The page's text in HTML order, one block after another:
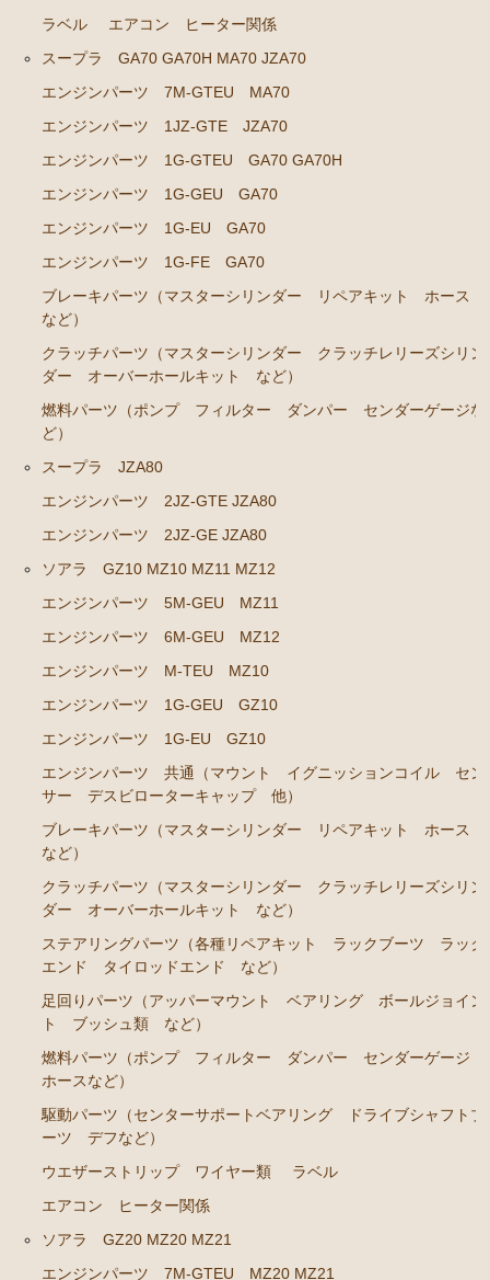
ステアリングパーツ（各種リペアキット ラックブー
ツ ラックエンド タイロッドエンド など）
ルジョイント ブッシュ類 など）
燃料パーツ（ポンプ フィルター ダンパー センダ
ーゲージ ホースなど）
駆動パーツ（センターサポートベアリング ドライブ
シャフトブーツ デフなど）
ウエザーストリップ ワイヤー類
ラベル
エアコン ヒーター関係
ソアラ GZ20 MZ20 MZ21
エンジンパーツ 7M-GTEU MZ20 MZ21
エンジンパーツ 1G-GTEU GZ20
エンジンパーツ 1G-GEU GZ20
エンジンパーツ 1G-EU GZ20
エンジンパーツ 1G-FE GZ20
ブレーキパーツ（マスターシリンダー リペアキッ
ト ホース など）
クラッチパーツ（マスターシリンダー クラッチレリ
ーゲージなど）
ソアラ JZZ30 JZZ31 UZZ30 UZZ31 UZZ32
エンジンパーツ 2JZ-GE JZZ31
ト ホース など）
コロナマークⅡ チェイサー MX3# MX4#
マークⅡ クレスタ チェイサーGX50 51 GX60 61 MX51 6
1 63 RX63
エンジンパーツ 1G-GEU
エンジンパーツ 1G-EU
エンジンパーツ M-TEU
エンジンパーツ 5M-EU
エンジンパーツ 18R-GEU
エンジンパーツ（マウント 他）
ラベル
エアコン ヒーター関係
スープラ GA70 GA70H MA70 JZA70
エンジンパーツ 7M-GTEU MA70
エンジンパーツ 1JZ-GTE JZA70
エンジンパーツ 1G-GTEU GA70 GA70H
エンジンパーツ 1G-GEU GA70
エンジンパーツ 1G-EU GA70
エンジンパーツ 1G-FE GA70
ブレーキパーツ（マスターシリンダー リペアキット ホース
など）
クラッチパーツ（マスターシリンダー クラッチレリーズシリン
ダー オーバーホールキット など）
燃料パーツ（ポンプ フィルター ダンパー センダーゲージな
ど）
スープラ JZA80
エンジンパーツ 2JZ-GTE JZA80
エンジンパーツ 2JZ-GE JZA80
ソアラ GZ10 MZ10 MZ11 MZ12
エンジンパーツ 5M-GEU MZ11
エンジンパーツ 6M-GEU MZ12
エンジンパーツ M-TEU MZ10
エンジンパーツ 1G-GEU GZ10
エンジンパーツ 1G-EU GZ10
エンジンパーツ 共通（マウント イグニッションコイル セン
サー デスビローターキャップ 他）
ブレーキパーツ（マスターシリンダー リペアキット ホース
など）
クラッチパーツ（マスターシリンダー クラッチレリーズシリン
ダー オーバーホールキット など）
ステアリングパーツ（各種リペアキット ラックブーツ ラック
エンド タイロッドエンド など）
足回りパーツ（アッパーマウント ベアリング ボールジョイン
ト ブッシュ類 など）
燃料パーツ（ポンプ フィルター ダンパー センダーゲージ
ホースなど）
駆動パーツ（センターサポートベアリング ドライブシャフトブ
ーツ デフなど）
ウエザーストリップ ワイヤー類
ラベル
エアコン ヒーター関係
ソアラ GZ20 MZ20 MZ21
エンジンパーツ 7M-GTEU MZ20 MZ21